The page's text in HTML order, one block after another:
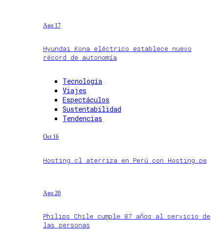
Ago 17
Hyundai Kona eléctrico establece nuevo
récord de autonomía
Tecnología
Viajes
Espectáculos
Sustentabilidad
Tendencias
Oct 16
Hosting.cl aterriza en Perú con Hosting.pe
Ago 20
Philips Chile cumple 87 años al servicio de
las personas